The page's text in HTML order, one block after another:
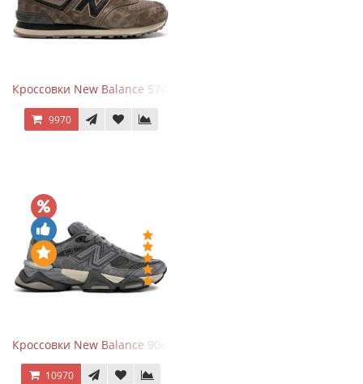
Кроссовки New Balance 574 Umber Black
9970
Кроссовки New Balance 9060 x Joe Freshgoods Dark Grey
10970